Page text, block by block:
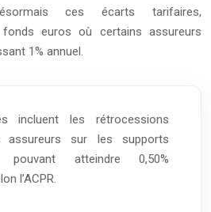
ces écarts tarifaires,
euros où certains assureurs
1% annuel.
incluent les rétrocessions
sur les supports
pouvant atteindre 0,50%
l’ACPR.